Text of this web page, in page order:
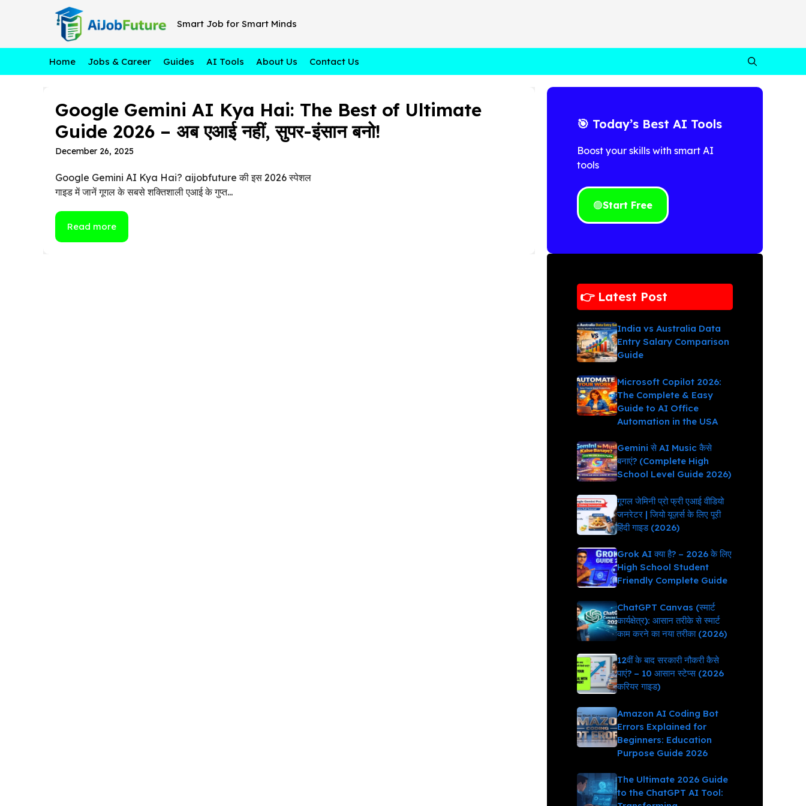
Smart Job for Smart Minds
Home Jobs & Career Guides AI Tools About Us Contact Us
Google Gemini AI Kya Hai: The Best of Ultimate
Guide 2026 – अब एआई नहीं, सुपर-इंसान बनो!
December 26, 2025
Google Gemini AI Kya Hai? aijobfuture की इस 2026 स्पेशल
गाइड में जानें गूगल के सबसे शक्तिशाली एआई के गुप्त...
Read more
🎯 Today’s Best AI Tools
Boost your skills with smart AI
tools
🟢Start Free
👉 Latest Post
India vs Australia Data
Entry Salary Comparison
Guide
Microsoft Copilot 2026:
The Complete & Easy
Guide to AI Office
Automation in the USA
Gemini से AI Music कैसे
बनाएं? (Complete High
School Level Guide 2026)
गूगल जेमिनी प्रो फ्री एआई वीडियो
जनरेटर | जियो यूज़र्स के लिए पूरी
हिंदी गाइड (2026)
Grok AI क्या है? – 2026 के लिए
High School Student
Friendly Complete Guide
ChatGPT Canvas (स्मार्ट
कार्यक्षेत्र): आसान तरीके से स्मार्ट
काम करने का नया तरीका (2026)
12वीं के बाद सरकारी नौकरी कैसे
पाएं? – 10 आसान स्टेप्स (2026
करियर गाइड)
Amazon AI Coding Bot
Errors Explained for
Beginners: Education
Purpose Guide 2026
The Ultimate 2026 Guide
to the ChatGPT AI Tool: